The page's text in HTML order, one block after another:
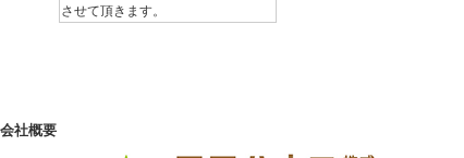
させて頂きます。
会社概要